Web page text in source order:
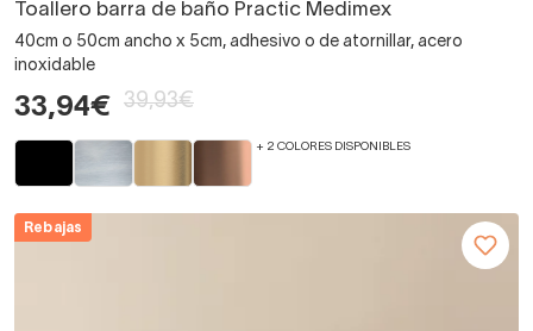
Toallero barra de baño Practic Medimex
40cm o 50cm ancho x 5cm, adhesivo o de atornillar, acero
inoxidable
33,94€ 39,93€
+ 2 COLORES DISPONIBLES
Rebajas